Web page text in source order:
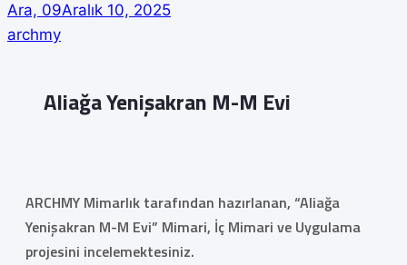
Ara, 09Aralık 10, 2025
archmy
Aliağa Yenişakran M-M Evi
ARCHMY Mimarlık tarafından hazırlanan, “Aliağa
Yenişakran M-M Evi” Mimari, İç Mimari ve Uygulama
projesini incelemektesiniz.